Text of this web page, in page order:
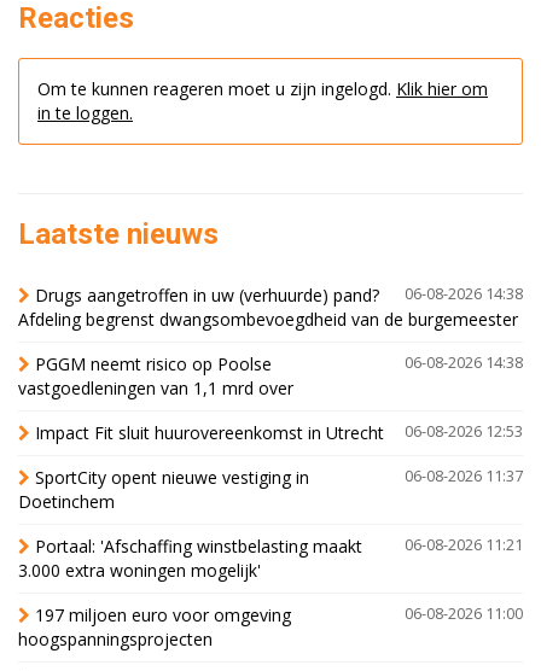
Reacties
Om te kunnen reageren moet u zijn ingelogd. Klik hier om
in te loggen.
Laatste nieuws
06-08-2026 14:38
Drugs aangetroffen in uw (verhuurde) pand?
Afdeling begrenst dwangsombevoegdheid van de burgemeester
06-08-2026 14:38
PGGM neemt risico op Poolse
vastgoedleningen van 1,1 mrd over
06-08-2026 12:53
Impact Fit sluit huurovereenkomst in Utrecht
06-08-2026 11:37
SportCity opent nieuwe vestiging in
Doetinchem
06-08-2026 11:21
Portaal: 'Afschaffing winstbelasting maakt
3.000 extra woningen mogelijk'
06-08-2026 11:00
197 miljoen euro voor omgeving
hoogspanningsprojecten